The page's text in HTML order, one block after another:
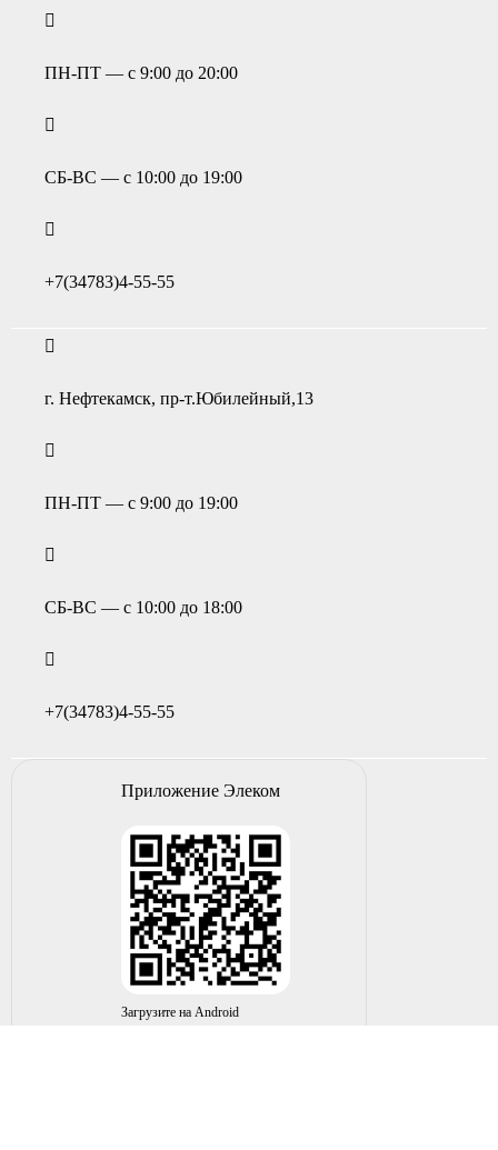
ПН-ПТ — с 9:00 до 20:00
СБ-ВС — с 10:00 до 19:00
+7(34783)4-55-55
г. Нефтекамск, пр-т.Юбилейный,13
ПН-ПТ — с 9:00 до 19:00
СБ-ВС — с 10:00 до 18:00
+7(34783)4-55-55
Приложение Элеком
Загрузите на Android